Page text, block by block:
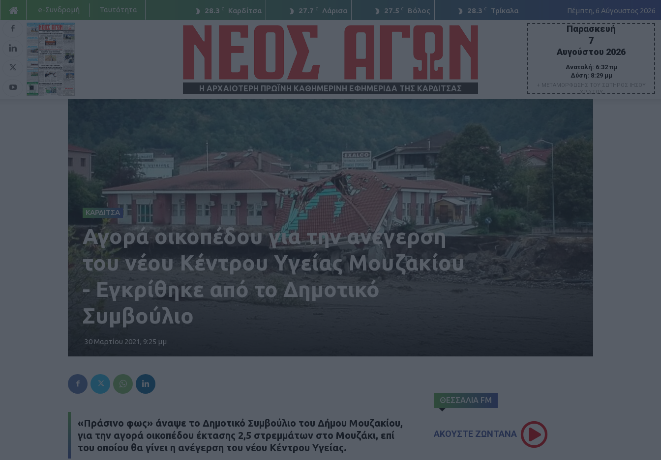
28.3 C Καρδίτσα 27.7 C Λάρισα 27.5 C Βόλος 28.3 C Τρίκαλα Πέμπτη, 6 Αύγουστος 2026
e-Συνδρομή Ταυτότητα
Η ΑΡΧΑΙΟΤΕΡΗ ΠΡΩΪΝΗ ΚΑΘΗΜΕΡΙΝΗ ΕΦΗΜΕΡΙΔΑ ΤΗΣ ΚΑΡΔΙΤΣΑΣ
ΑΓΩΝ
Παρασκευή
7
Αυγούστου 2026
Ανατολή: 6:32 πμ
Δύση: 8:29 μμ
+ ΜΕΤΑΜΟΡΦΩΣΗΣ ΤΟΥ ΣΩΤΗΡΟΣ ΙΗΣΟΥ
ΧΡΙΣΤΟΥ
ΚΑΡΔΙΤΣΑ
Αγορά οικοπέδου για την ανέγερση
του νέου Κέντρου Υγείας Μουζακίου
- Εγκρίθηκε από το Δημοτικό
Συμβούλιο
30 Μαρτίου 2021, 9:25 μμ
«Πράσινο φως» άναψε το Δημοτικό Συμβούλιο του Δήμου Μουζακίου,
για την αγορά οικοπέδου έκτασης 2,5 στρεμμάτων στο Μουζάκι, επί
του οποίου θα γίνει η ανέγερση του νέου Κέντρου Υγείας.
ΘΕΣΣΑΛΙΑ FM
ΑΚΟΥΣΤΕ ΖΩΝΤΑΝΑ